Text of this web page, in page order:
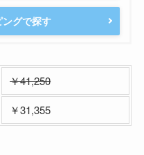
グで探す
￥41,250
￥31,355